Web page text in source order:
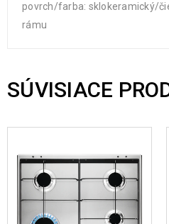
povrch/farba: sklokeramický/
rámu
SÚVISIACE